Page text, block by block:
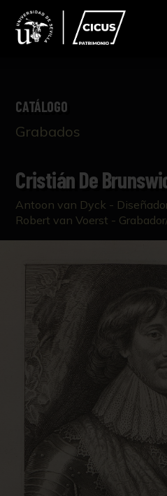
CATÁLOGO
Grabados
Cristián De
Antoon van Dyck -
Robert van Voerst -